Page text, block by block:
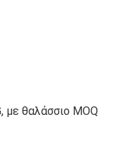
θαλάσσιο MOQ